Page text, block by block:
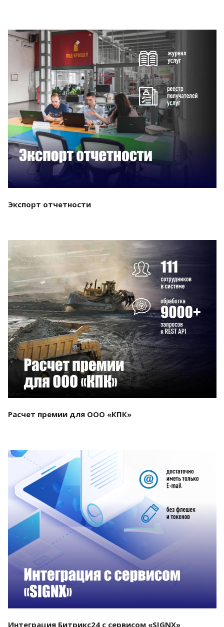
Смотреть проект
Экспорт отчетности
Смотреть проект
Расчет премии для ООО «КПК»
Смотреть проект
Интеграция Битрикс24 с сервисом «SIGNX»